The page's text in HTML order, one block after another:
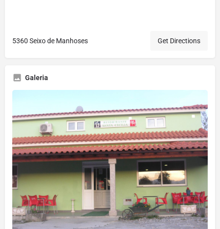
5360 Seixo de Manhoses Get Directions
Galeria